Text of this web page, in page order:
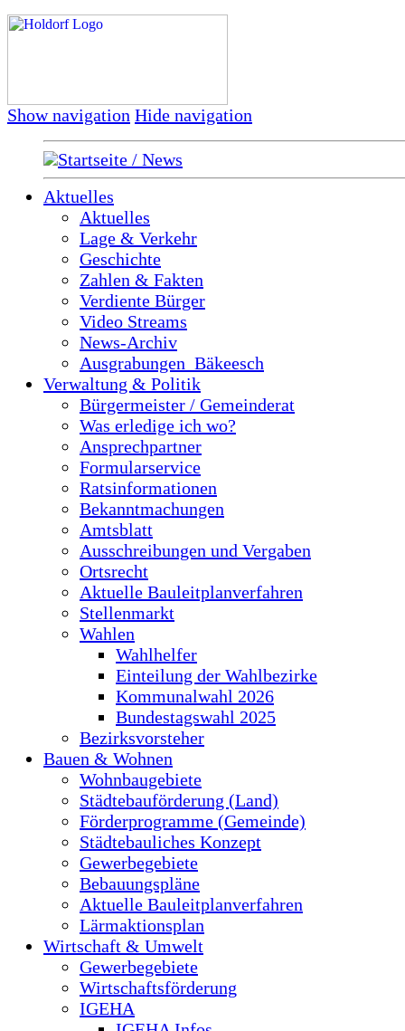
Show navigation Hide navigation
Startseite / News
Aktuelles
Aktuelles
Lage & Verkehr
Geschichte
Zahlen & Fakten
Verdiente Bürger
Video Streams
News-Archiv
Ausgrabungen_Bäkeesch
Verwaltung & Politik
Bürgermeister / Gemeinderat
Was erledige ich wo?
Ansprechpartner
Formularservice
Ratsinformationen
Bekanntmachungen
Amtsblatt
Ausschreibungen und Vergaben
Ortsrecht
Aktuelle Bauleitplanverfahren
Stellenmarkt
Wahlen
Wahlhelfer
Einteilung der Wahlbezirke
Kommunalwahl 2026
Bundestagswahl 2025
Bezirksvorsteher
Bauen & Wohnen
Wohnbaugebiete
Städtebauförderung (Land)
Förderprogramme (Gemeinde)
Städtebauliches Konzept
Gewerbegebiete
Bebauungspläne
Aktuelle Bauleitplanverfahren
Lärmaktionsplan
Wirtschaft & Umwelt
Gewerbegebiete
Wirtschaftsförderung
IGEHA